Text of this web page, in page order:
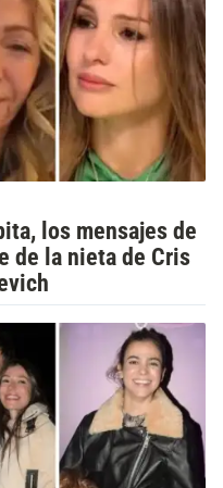
los mensajes de
de la nieta de Cris